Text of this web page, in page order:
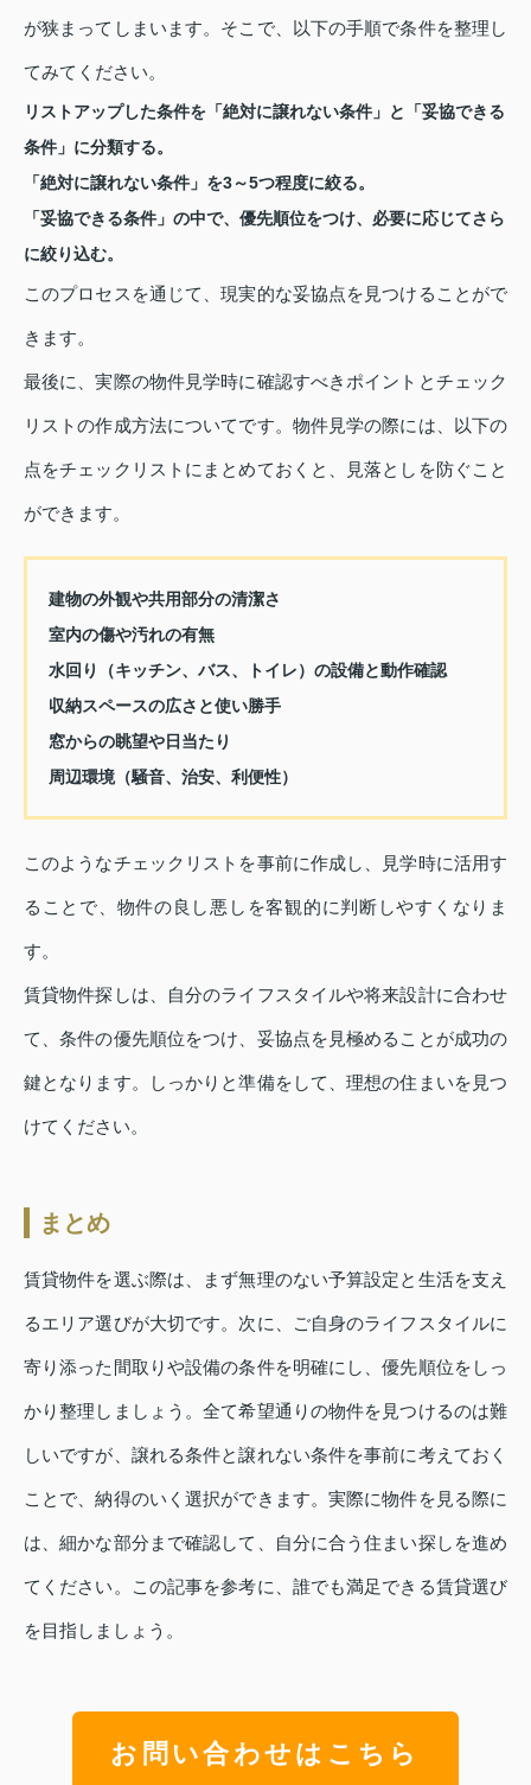
が狭まってしまいます。そこで、以下の手順で条件を整理し
てみてください。
リストアップした条件を「絶対に譲れない条件」と「妥協できる
条件」に分類する。
「絶対に譲れない条件」を3～5つ程度に絞る。
「妥協できる条件」の中で、優先順位をつけ、必要に応じてさら
に絞り込む。
このプロセスを通じて、現実的な妥協点を見つけることがで
きます。
最後に、実際の物件見学時に確認すべきポイントとチェック
リストの作成方法についてです。物件見学の際には、以下の
点をチェックリストにまとめておくと、見落としを防ぐこと
ができます。
建物の外観や共用部分の清潔さ
室内の傷や汚れの有無
水回り（キッチン、バス、トイレ）の設備と動作確認
収納スペースの広さと使い勝手
窓からの眺望や日当たり
周辺環境（騒音、治安、利便性）
このようなチェックリストを事前に作成し、見学時に活用す
ることで、物件の良し悪しを客観的に判断しやすくなりま
す。
賃貸物件探しは、自分のライフスタイルや将来設計に合わせ
て、条件の優先順位をつけ、妥協点を見極めることが成功の
鍵となります。しっかりと準備をして、理想の住まいを見つ
けてください。
まとめ
賃貸物件を選ぶ際は、まず無理のない予算設定と生活を支え
るエリア選びが大切です。次に、ご自身のライフスタイルに
寄り添った間取りや設備の条件を明確にし、優先順位をしっ
かり整理しましょう。全て希望通りの物件を見つけるのは難
しいですが、譲れる条件と譲れない条件を事前に考えておく
ことで、納得のいく選択ができます。実際に物件を見る際に
は、細かな部分まで確認して、自分に合う住まい探しを進め
てください。この記事を参考に、誰でも満足できる賃貸選び
を目指しましょう。
お問い合わせはこちら